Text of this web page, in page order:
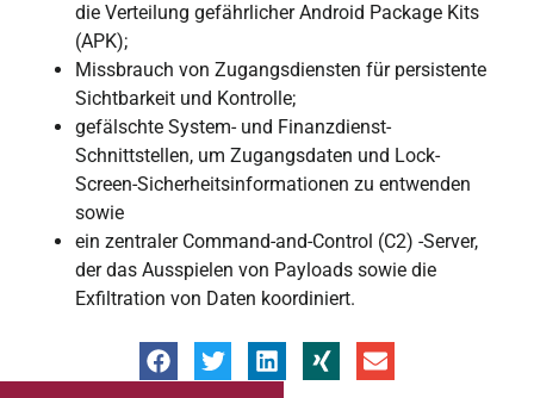
die Verteilung gefährlicher Android Package Kits
(APK);
Missbrauch von Zugangsdiensten für persistente
Sichtbarkeit und Kontrolle;
gefälschte System- und Finanzdienst-
Schnittstellen, um Zugangsdaten und Lock-
Screen-Sicherheitsinformationen zu entwenden
sowie
ein zentraler Command-and-Control (C2) -Server,
der das Ausspielen von Payloads sowie die
Exfiltration von Daten koordiniert.